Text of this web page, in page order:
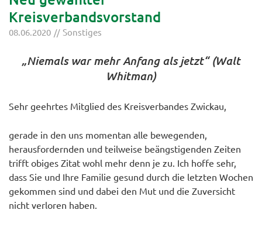
Kreisverbandsvorstand
08.06.2020 Sonstiges
„Niemals war mehr Anfang als jetzt“(Walt
Whitman)
Sehr geehrtes Mitglied des Kreisverbandes Zwickau,
gerade in den uns momentan alle bewegenden,
herausfordernden und teilweise beängstigenden Zeiten
trifft obiges Zitat wohl mehr denn je zu. Ich hoffe sehr,
dass Sie und Ihre Familie gesund durch die letzten Wochen
gekommen sind und dabei den Mut und die Zuversicht
nicht verloren haben.